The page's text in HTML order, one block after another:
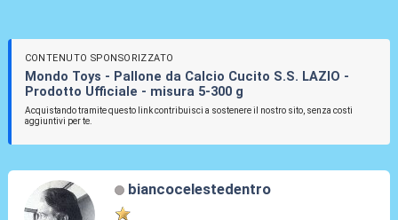
CONTENUTO SPONSORIZZATO
Mondo Toys - Pallone da Calcio Cucito S.S. LAZIO -
Prodotto Ufficiale - misura 5-300 g
Acquistando tramite questo link contribuisci a sostenere il nostro sito, senza costi
aggiuntivi per te.
biancocelestedentro